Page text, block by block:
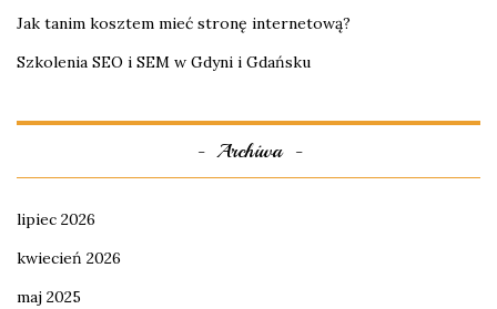
Jak tanim kosztem mieć stronę internetową?
Szkolenia SEO i SEM w Gdyni i Gdańsku
Archiwa
lipiec 2026
kwiecień 2026
maj 2025